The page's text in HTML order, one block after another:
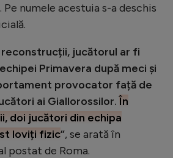
1
numele acestuia s-a deschis
jucătorul ar fi
Primavera după meci și
provocator față de
ai Giallorossilor.În
doi jucători din echipa
loviți fizic”, se arată în
postat de Roma.